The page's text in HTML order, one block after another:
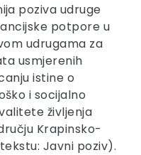
poziva udruge
potpore u
udrugama za
usmjerenih
istine o
i socijalno
življenja
Krapinsko-
Javni poziv).